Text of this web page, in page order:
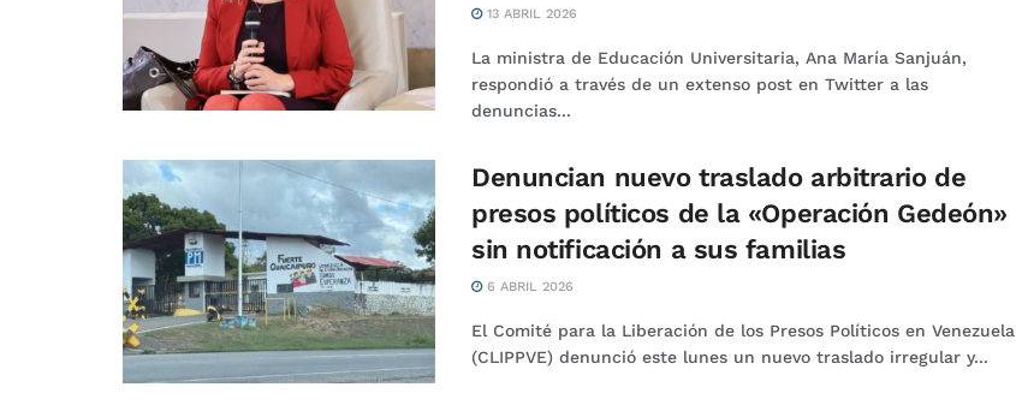
13 ABRIL 2026
La ministra de Educación Universitaria, Ana María Sanjuán,
respondió a través de un extenso post en Twitter a las
denuncias...
Denuncian nuevo traslado arbitrario de
presos políticos de la «Operación Gedeón»
sin notificación a sus familias
6 ABRIL 2026
El Comité para la Liberación de los Presos Políticos en Venezuela
(CLIPPVE) denunció este lunes un nuevo traslado irregular y...